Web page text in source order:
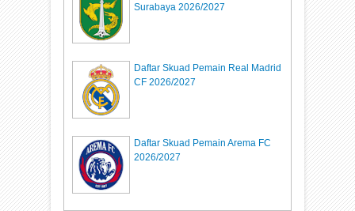
Surabaya 2026/2027
Daftar Skuad Pemain Real Madrid
CF 2026/2027
Daftar Skuad Pemain Arema FC
2026/2027